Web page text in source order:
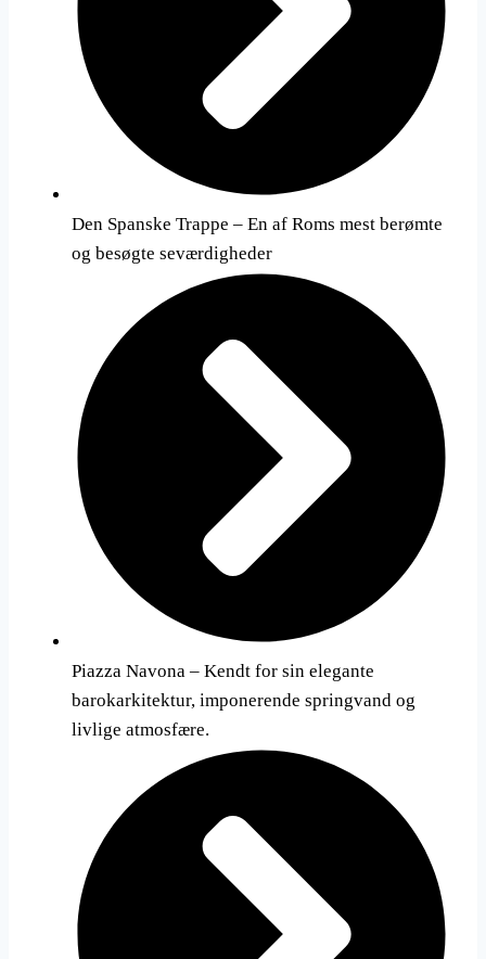
Den Spanske Trappe – En af Roms mest berømte
og besøgte seværdigheder
Piazza Navona – Kendt for sin elegante
barokarkitektur, imponerende springvand og
livlige atmosfære.